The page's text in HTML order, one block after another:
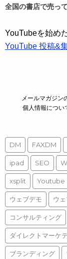
ド
ス
全国の書店で売
YouTubeを始め
YouTube 投稿&
メールマガジン
個人情報につい
DM FAXDM
ipad SEO
xsplit Youtube
ウェブデモ ウ
コンサルティング
ダイレクトマーケ
ブランディング